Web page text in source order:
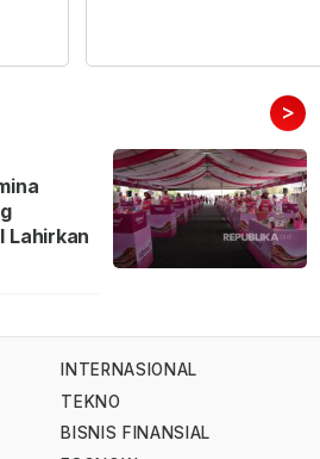
>
Lahirkan
INTERNASIONAL
TEKNO
BISNIS FINANSIAL